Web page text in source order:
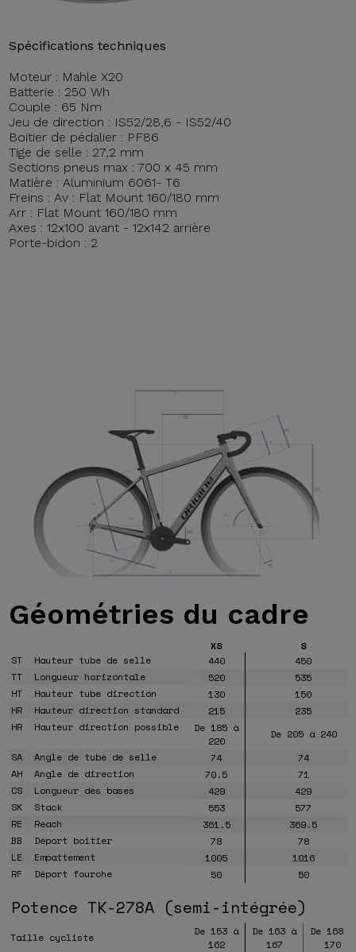
Spécifications techniques
Moteur : Mahle X20
Batterie : 250 Wh
Couple : 65 Nm
Jeu de direction : IS52/28,6 - IS52/40
Boitier de pédalier : PF86
Tige de selle : 27,2 mm
Sections pneus max : 700 x 45 mm
Matière : Aluminium 6061- T6
Freins : Av : Flat Mount 160/180 mm
Arr : Flat Mount 160/180 mm
Axes : 12x100 avant - 12x142 arrière
Porte-bidon : 2
Géométries du cadre
XS
S
ST
Hauteur tube de selle 440
450
TT
Longueur horizontale 520
535
HT
Hauteur tube direction 130
150
HR
Hauteur direction standard 215
235
HR
Hauteur direction possible
De 185 à
220
De 205 à 240
SA
Angle de tube de selle 74
74
AH
Angle de direction 70.5
71
CS
Longueur des bases 429
429
SK
Stack 553
577
RE
Reach 361.5
369.5
BB
Déport boitier 78
78
LE
Empattement 1005
1016
RF
Déport fourche 50 50
Potence TK-278A (semi-intégrée)
Taille cycliste
De 153 à
162
De 163 à
167
De 168 à
170